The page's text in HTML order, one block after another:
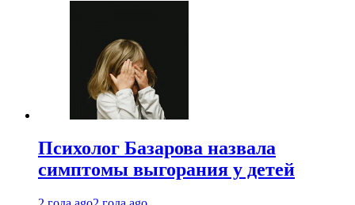
Психолог Базарова назвала
симптомы выгорания у детей